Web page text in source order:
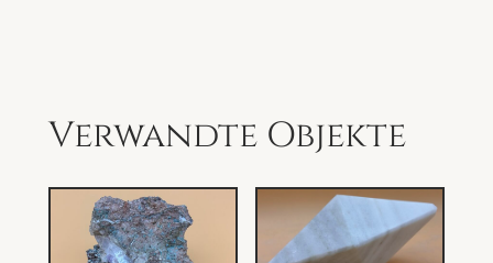
Verwandte Objekte